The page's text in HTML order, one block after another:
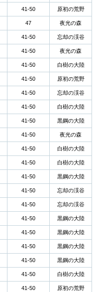
41-50 原初の荒野
47 夜光の森
41-50 忘却の渓谷
41-50 夜光の森
41-50 白樹の大陸
41-50 原初の荒野
41-50 忘却の渓谷
41-50 白樹の大陸
41-50 黒鋼の大陸
41-50 夜光の森
41-50 白樹の大陸
41-50 白樹の大陸
41-50 黒鋼の大陸
41-50 忘却の渓谷
41-50 忘却の渓谷
41-50 黒鋼の大陸
41-50 黒鋼の大陸
41-50 黒鋼の大陸
41-50 黒鋼の大陸
41-50 白樹の大陸
41-50 原初の荒野